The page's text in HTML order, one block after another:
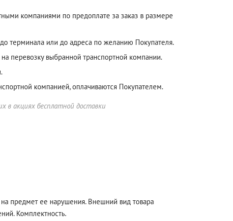
компаниями по предоплате за заказ в размере
терминала или до адреса по желанию Покупателя.
перевозку выбранной транспортной компании.
компанией, оплачиваются Покупателем.
в акциях бесплатной доставки
на предмет ее нарушения. Внешний вид товара
Комплектность.